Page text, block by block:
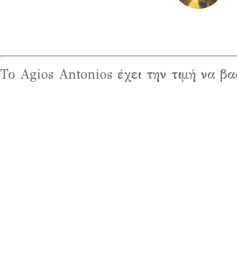
Το Agios Antonios έχει την τιμή να